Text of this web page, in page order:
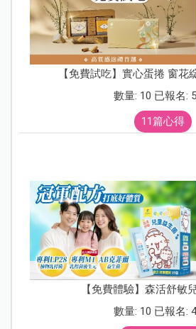
【免費試吃】實心蛋捲 窗花
數量: 10 已報名:
11篇心得
【免費體驗】森活舒敏
數量: 10 已報名: